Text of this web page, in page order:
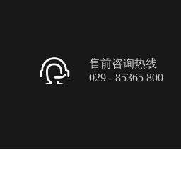
售前咨询热线
029 - 85365 800